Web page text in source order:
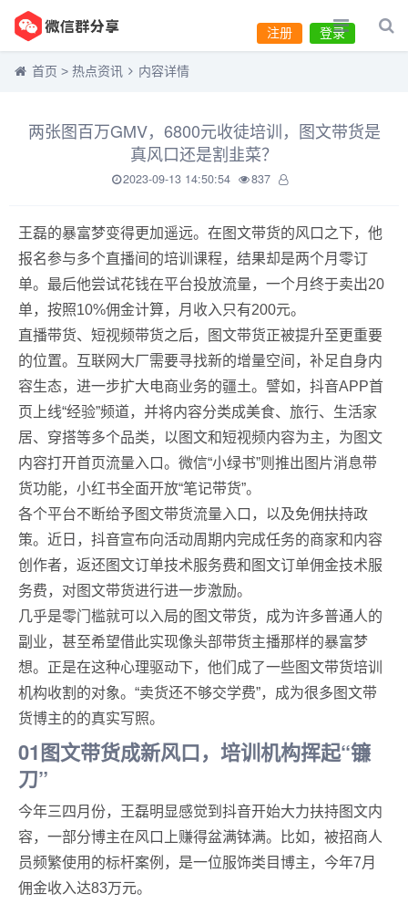
登录
注册
首页 > 热点资讯 内容详情
两张图百万GMV，6800元收徒培训，图文带货是
真风口还是割韭菜？
2023-09-13 14:50:54 837
王磊的暴富梦变得更加遥远。在图文带货的风口之下，他
报名参与多个直播间的培训课程，结果却是两个月零订
单。最后他尝试花钱在平台投放流量，一个月终于卖出20
单，按照10%佣金计算，月收入只有200元。
直播带货、短视频带货之后，图文带货正被提升至更重要
的位置。互联网大厂需要寻找新的增量空间，补足自身内
容生态，进一步扩大电商业务的疆土。譬如，抖音APP首
页上线“经验”频道，并将内容分类成美食、旅行、生活家
居、穿搭等多个品类，以图文和短视频内容为主，为图文
内容打开首页流量入口。微信“小绿书”则推出图片消息带
货功能，小红书全面开放“笔记带货”。
各个平台不断给予图文带货流量入口，以及免佣扶持政
策。近日，抖音宣布向活动周期内完成任务的商家和内容
创作者，返还图文订单技术服务费和图文订单佣金技术服
务费，对图文带货进行进一步激励。
几乎是零门槛就可以入局的图文带货，成为许多普通人的
副业，甚至希望借此实现像头部带货主播那样的暴富梦
想。正是在这种心理驱动下，他们成了一些图文带货培训
机构收割的对象。“卖货还不够交学费”，成为很多图文带
货博主的的真实写照。
01图文带货成新风口，培训机构挥起“镰
刀”
今年三四月份，王磊明显感觉到抖音开始大力扶持图文内
容，一部分博主在风口上赚得盆满钵满。比如，被招商人
员频繁使用的标杆案例，是一位服饰类目博主，今年7月
佣金收入达83万元。